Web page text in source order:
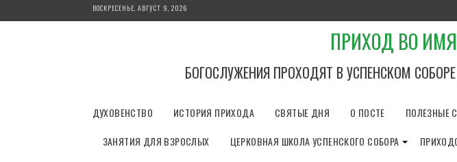
е
ВОСКРЕСЕНЬЕ, АВГУСТ 9, 2026
ПРИХОД ВО
БОГОСЛУЖЕНИЯ ПРОХОДЯТ В УСПЕНСКОМ
ДУХОВЕНСТВО ИСТОРИЯ ПРИХОДА СВЯТЫЕ ДНЯ О ПОСТЕ ПОЛЕЗНЫЕ
ЗАНЯТИЯ ДЛЯ ВЗРОСЛЫХ
ЦЕРКОВНАЯ ШКОЛА УСПЕНСКОГО СОБОРА